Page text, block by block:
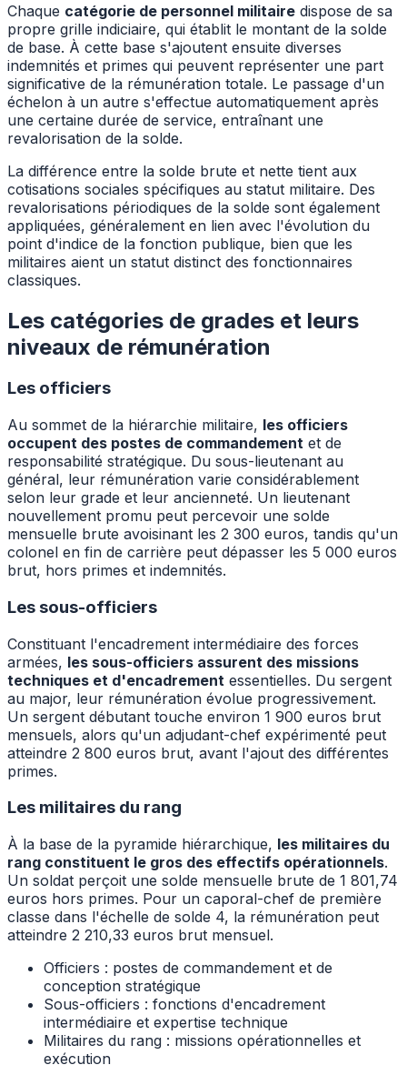
Chaque catégorie de personnel militaire dispose de sa
propre grille indiciaire, qui établit le montant de la solde
de base. À cette base s'ajoutent ensuite diverses
indemnités et primes qui peuvent représenter une part
significative de la rémunération totale. Le passage d'un
échelon à un autre s'effectue automatiquement après
une certaine durée de service, entraînant une
revalorisation de la solde.
La différence entre la solde brute et nette tient aux
cotisations sociales spécifiques au statut militaire. Des
revalorisations périodiques de la solde sont également
appliquées, généralement en lien avec l'évolution du
point d'indice de la fonction publique, bien que les
militaires aient un statut distinct des fonctionnaires
classiques.
Les catégories de grades et leurs
niveaux de rémunération
Les officiers
Au sommet de la hiérarchie militaire, les officiers
occupent des postes de commandement et de
responsabilité stratégique. Du sous-lieutenant au
général, leur rémunération varie considérablement
selon leur grade et leur ancienneté. Un lieutenant
nouvellement promu peut percevoir une solde
mensuelle brute avoisinant les 2 300 euros, tandis qu'un
colonel en fin de carrière peut dépasser les 5 000 euros
brut, hors primes et indemnités.
Les sous-officiers
Constituant l'encadrement intermédiaire des forces
armées, les sous-officiers assurent des missions
techniques et d'encadrement essentielles. Du sergent
au major, leur rémunération évolue progressivement.
Un sergent débutant touche environ 1 900 euros brut
mensuels, alors qu'un adjudant-chef expérimenté peut
atteindre 2 800 euros brut, avant l'ajout des différentes
primes.
Les militaires du rang
À la base de la pyramide hiérarchique, les militaires du
rang constituent le gros des effectifs opérationnels.
Un soldat perçoit une solde mensuelle brute de 1 801,74
euros hors primes. Pour un caporal-chef de première
classe dans l'échelle de solde 4, la rémunération peut
atteindre 2 210,33 euros brut mensuel.
Officiers : postes de commandement et de
conception stratégique
Sous-officiers : fonctions d'encadrement
intermédiaire et expertise technique
Militaires du rang : missions opérationnelles et
exécution